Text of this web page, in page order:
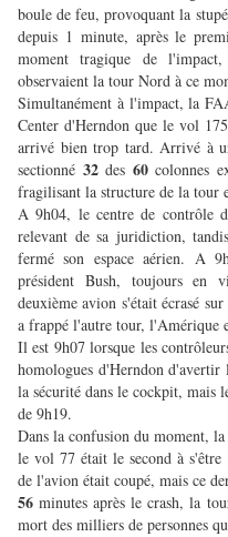
boule de feu, provoquant la
depuis 1 minute, après le
moment tragique de
observaient la tour Nord à ce
Simultanément à l'impact, la
Center d'Herndon que le vol
arrivé bien trop tard. Arrivé à
sectionné 32 des 60 colonnes
fragilisant la structure de la tour
A 9h04, le centre de contrôle
relevant de sa juridiction,
fermé son espace aérien. A
président Bush, toujours en
deuxième avion s'était écrasé
a frappé l'autre tour, l'Amérique
Il est 9h07 lorsque les
homologues d'Herndon d'avertir
la sécurité dans le cockpit, mais
de 9h19.
Dans la confusion du moment,
le vol 77 était le second à
de l'avion était coupé, mais ce
56minutes après le crash, la
mort des milliers de personnes